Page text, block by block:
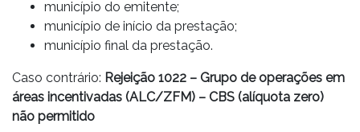
município do emitente;
município de início da prestação;
município final da prestação.
Caso contrário: Rejeição 1022 – Grupo de operações em
áreas incentivadas (ALC/ZFM) – CBS (alíquota zero)
não permitido